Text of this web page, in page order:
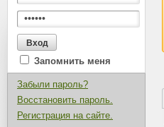
Запомнить меня
Забыли пароль?
Восстановить пароль.
Регистрация на сайте.